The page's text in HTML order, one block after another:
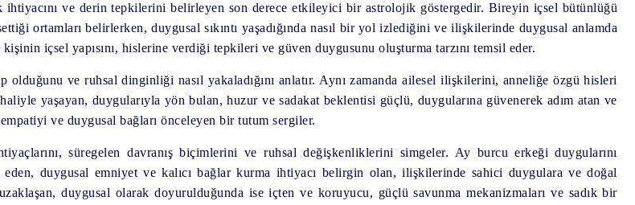
ihtiyacını ve derin tepkilerini belirleyen son derece etkileyici bir astrolojik göstergedir. Bireyin içsel bütünlüğü
ortamları belirlerken, duygusal sıkıntı yaşadığında nasıl bir yol izlediğini ve ilişkilerinde duygusal anlamda
içsel yapısını, hislerine verdiği tepkileri ve güven duygusunu oluşturma tarzını temsil eder.
ve ruhsal dinginliği nasıl yakaladığını anlatır. Aynı zamanda ailesel ilişkilerini, anneliğe özgü hisleri
yaşayan, duygularıyla yön bulan, huzur ve sadakat beklentisi güçlü, duygularına güvenerek adım atan ve
ve duygusal bağları önceleyen bir tutum sergiler.
süregelen davranış biçimlerini ve ruhsal değişkenliklerini simgeler. Ay burcu erkeği duygularını
duygusal emniyet ve kalıcı bağlar kurma ihtiyacı belirgin olan, ilişkilerinde sahici duygulara ve doğal
duygusal olarak doyurulduğunda ise içten ve koruyucu, güçlü savunma mekanizmaları ve sadık bir